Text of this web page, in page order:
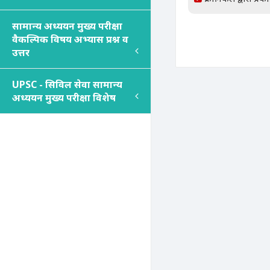
सामान्य अध्ययन मुख्य परीक्षा
वैकल्पिक विषय अभ्यास प्रश्न व
उत्तर
UPSC - सिविल सेवा सामान्य
अध्ययन मुख्य परीक्षा विशेष